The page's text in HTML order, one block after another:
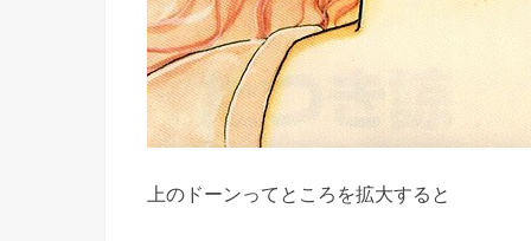
上のドーンってところを拡大すると